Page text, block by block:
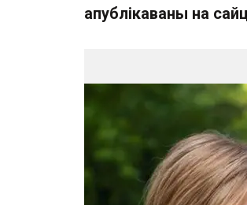
апублікаваны на